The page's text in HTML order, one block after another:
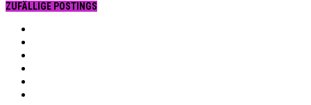
ZUFÄLLIGE POSTINGS